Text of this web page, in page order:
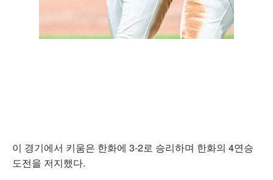
이 경기에서 키움은 한화에 3-2로 승리하며 한화의 4연승
도전을 저지했다.